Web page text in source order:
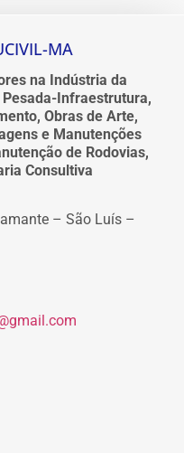
MA
na Indústria da
Infraestrutura,
Obras de Arte,
e Manutenções
de Rodovias,
Consultiva
– São Luís –